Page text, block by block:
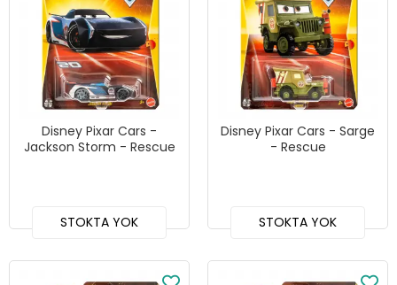
Disney Pixar Cars -
Jackson Storm - Rescue
STOKTA YOK
Disney Pixar Cars - Sarge
- Rescue
STOKTA YOK